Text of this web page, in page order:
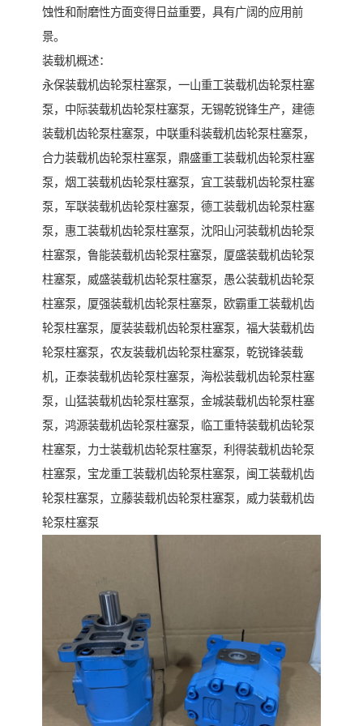
蚀性和耐磨性方面变得日益重要，具有广阔的应用前
景。
装载机概述：
永保装载机齿轮泵柱塞泵，一山重工装载机齿轮泵柱塞
泵，中际装载机齿轮泵柱塞泵，无锡乾锐锋生产，建德
装载机齿轮泵柱塞泵，中联重科装载机齿轮泵柱塞泵，
合力装载机齿轮泵柱塞泵，鼎盛重工装载机齿轮泵柱塞
泵，烟工装载机齿轮泵柱塞泵，宜工装载机齿轮泵柱塞
泵，军联装载机齿轮泵柱塞泵，德工装载机齿轮泵柱塞
泵，惠工装载机齿轮泵柱塞泵，沈阳山河装载机齿轮泵
柱塞泵，鲁能装载机齿轮泵柱塞泵，厦盛装载机齿轮泵
柱塞泵，威盛装载机齿轮泵柱塞泵，愚公装载机齿轮泵
柱塞泵，厦强装载机齿轮泵柱塞泵，欧霸重工装载机齿
轮泵柱塞泵，厦装装载机齿轮泵柱塞泵，福大装载机齿
轮泵柱塞泵，农友装载机齿轮泵柱塞泵，乾锐锋装载
机，正泰装载机齿轮泵柱塞泵，海松装载机齿轮泵柱塞
泵，山猛装载机齿轮泵柱塞泵，金城装载机齿轮泵柱塞
泵，鸿源装载机齿轮泵柱塞泵，临工重特装载机齿轮泵
柱塞泵，力士装载机齿轮泵柱塞泵，利得装载机齿轮泵
柱塞泵，宝龙重工装载机齿轮泵柱塞泵，闽工装载机齿
轮泵柱塞泵，立藤装载机齿轮泵柱塞泵，威力装载机齿
轮泵柱塞泵